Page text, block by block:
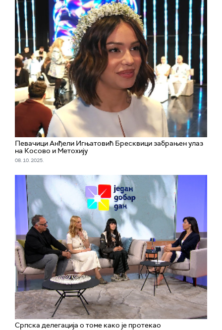
Певачици Анђели Игњатовић Бресквици забрањен улаз
на Косово и Метохију
08. 10. 2025.
Српска делегација о томе како је протекао